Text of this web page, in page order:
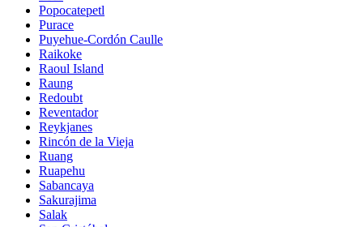
Popocatepetl
Purace
Puyehue-Cordón Caulle
Raikoke
Raoul Island
Raung
Redoubt
Reventador
Reykjanes
Rincón de la Vieja
Ruang
Ruapehu
Sabancaya
Sakurajima
Salak